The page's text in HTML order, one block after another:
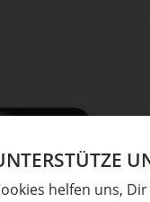
helfen uns,